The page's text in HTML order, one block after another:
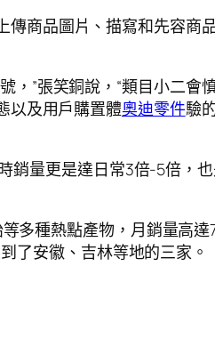
傳商品圖片、描寫和先容商
，”張笑銅說，“類目小二會
以及用戶購置體奧迪零件驗
銷量更是達日常3倍-5倍，
多種熱點產物，月銷量高達
了安徽、吉林等地的三家。